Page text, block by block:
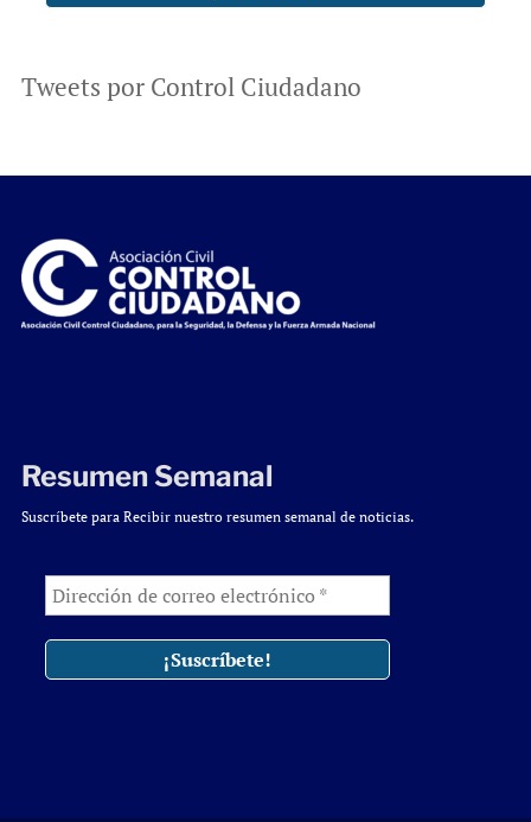
Tweets por Control Ciudadano
Resumen Semanal
Suscríbete para Recibir nuestro resumen semanal de noticias.